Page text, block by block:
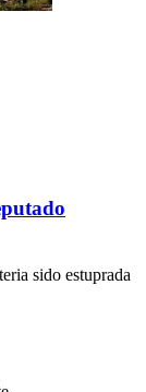
sido estuprada